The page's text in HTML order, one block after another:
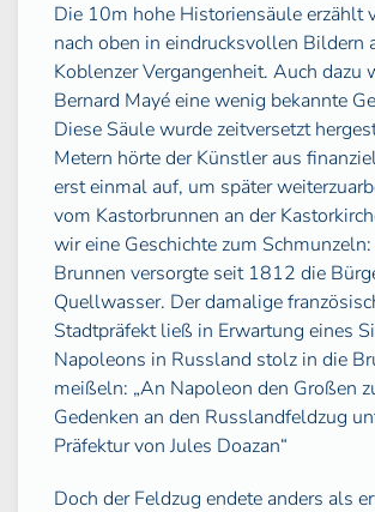
Die 10m hohe Historiensäule erzählt
nach oben in eindrucksvollen Bildern
Koblenzer Vergangenheit. Auch dazu
Bernard Mayé eine wenig bekannte
Diese Säule wurde zeitversetzt
Metern hörte der Künstler aus
erst einmal auf, um später
vom Kastorbrunnen an der
wir eine Geschichte zum
Brunnen versorgte seit 1812 die
Quellwasser. Der damalige
Stadtpräfekt ließ in Erwartung eines
Napoleons in Russland stolz in die
meißeln: „An Napoleon den Großen
Gedenken an den Russlandfeldzug
Präfektur von Jules Doazan“
Doch der Feldzug endete anders als